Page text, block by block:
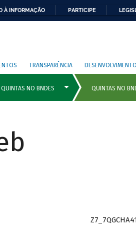
À INFORMAÇÃO PARTICIPE
TRANSPARÊNCIA